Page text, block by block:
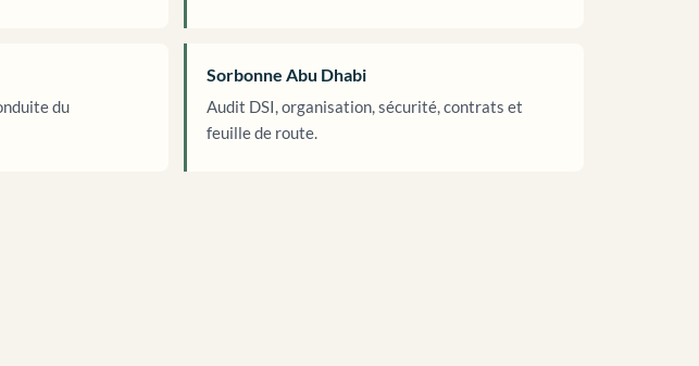
du
Sorbonne Abu Dhabi
Audit DSI, organisation, sécurité, contrats et
feuille de route.